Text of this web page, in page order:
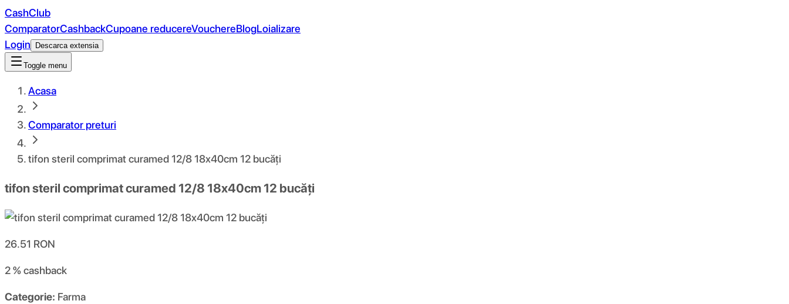
CashClub
ComparatorCashbackCupoane reducereVouchereBlogLoializare
Login
Descarca extensia
Toggle menu
Acasa
Comparator preturi
tifon steril comprimat curamed 12/8 18x40cm 12 bucăți
tifon steril comprimat curamed 12/8 18x40cm 12 bucăți
26.51 RON
2 %cashback
Categorie: Farma